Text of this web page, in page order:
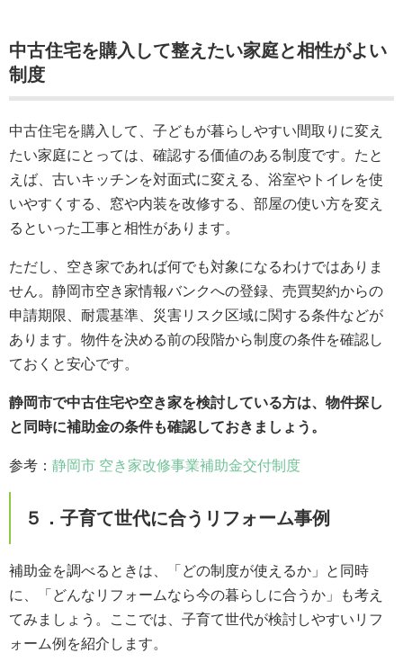
中古住宅を購入して整えたい家庭と相性がよい
制度
中古住宅を購入して、子どもが暮らしやすい間取りに変え
たい家庭にとっては、確認する価値のある制度です。たと
えば、古いキッチンを対面式に変える、浴室やトイレを使
いやすくする、窓や内装を改修する、部屋の使い方を変え
るといった工事と相性があります。
ただし、空き家であれば何でも対象になるわけではありま
せん。静岡市空き家情報バンクへの登録、売買契約からの
申請期限、耐震基準、災害リスク区域に関する条件などが
あります。物件を決める前の段階から制度の条件を確認し
ておくと安心です。
静岡市で中古住宅や空き家を検討している方は、物件探し
と同時に補助金の条件も確認しておきましょう。
参考： 静岡市 空き家改修事業補助金交付制度
５．子育て世代に合うリフォーム事例
補助金を調べるときは、「どの制度が使えるか」と同時
に、「どんなリフォームなら今の暮らしに合うか」も考え
てみましょう。ここでは、子育て世代が検討しやすいリフ
ォーム例を紹介します。